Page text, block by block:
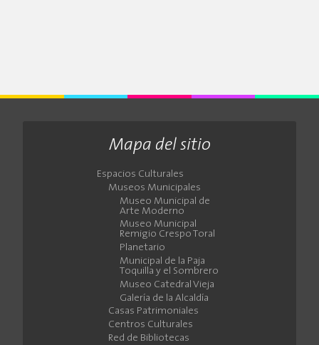
Mapa del sitio
Espacios Culturales
Museos Municipales
Museo Municipal de
Arte Moderno
Museo Municipal
Remigio Crespo Toral
Planetario
Municipal de la Paja
Toquilla y el Sombrero
Museo Catedral Vieja
Galería de la Alcaldía
Casas Patrimoniales
Centros Culturales
Red de Bibliotecas